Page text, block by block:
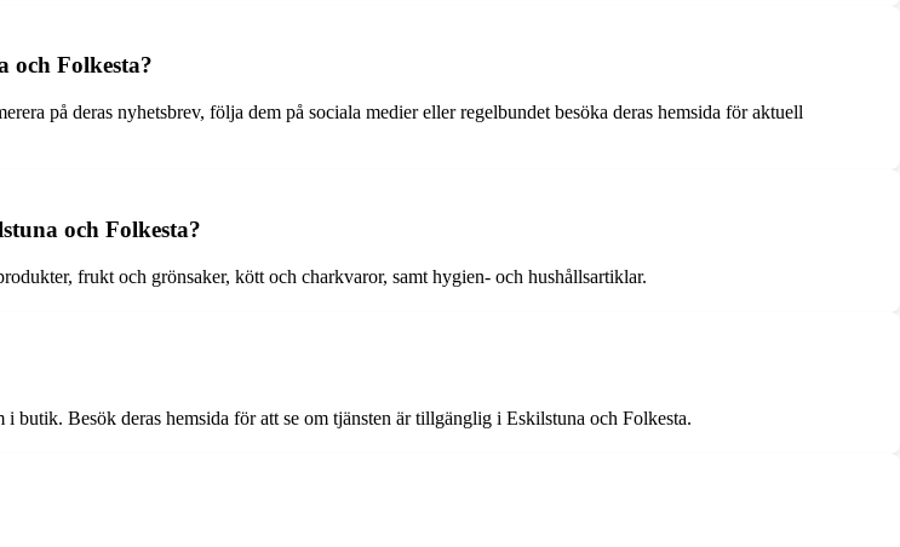
och Folkesta?
på deras nyhetsbrev, följa dem på sociala medier eller regelbundet besöka deras hemsida för aktuell
och Folkesta?
frukt och grönsaker, kött och charkvaror, samt hygien- och hushållsartiklar.
Besök deras hemsida för att se om tjänsten är tillgänglig i Eskilstuna och Folkesta.